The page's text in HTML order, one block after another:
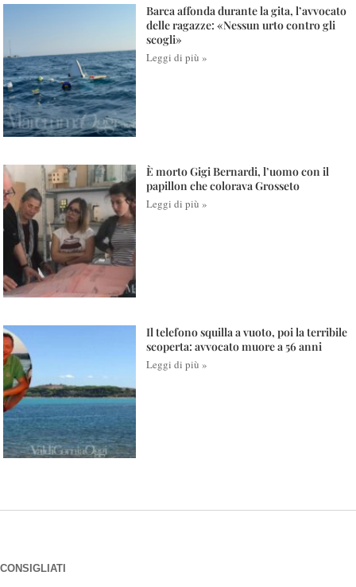
Barca affonda durante la gita, l’avvocato
delle ragazze: «Nessun urto contro gli
scogli»
Leggi di più »
È morto Gigi Bernardi, l’uomo con il
papillon che colorava Grosseto
Leggi di più »
Il telefono squilla a vuoto, poi la terribile
scoperta: avvocato muore a 56 anni
Leggi di più »
CONSIGLIATI